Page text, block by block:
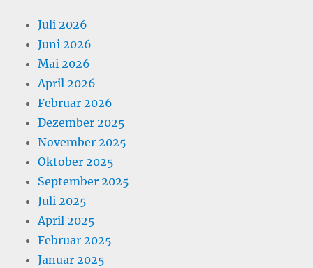
Juli 2026
Juni 2026
Mai 2026
April 2026
Februar 2026
Dezember 2025
November 2025
Oktober 2025
September 2025
Juli 2025
April 2025
Februar 2025
Januar 2025